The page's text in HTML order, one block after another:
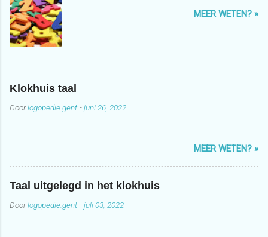
MEER WETEN? »
Klokhuis taal
Doorlogopedie.gent -juni 26, 2022
MEER WETEN? »
Taal uitgelegd in het klokhuis
Doorlogopedie.gent -juli 03, 2022